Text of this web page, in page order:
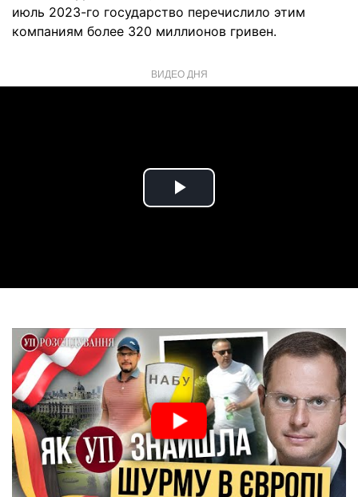
июль 2023-го государство перечислило этим
компаниям более 320 миллионов гривен.
ВИДЕО ДНЯ
Play